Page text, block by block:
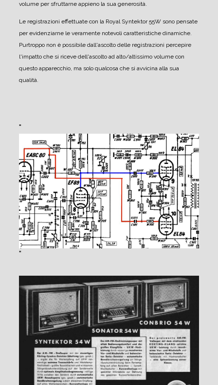
volume per sfruttarne appieno la sua generosità.
Le registrazioni effettuate con la Royal Syntektor 55W sono pensate
per evidenziarne le veramente notevoli caratteristiche dinamiche.
Purtroppo non è possibile dall'ascolto delle registrazioni percepire
l'impatto che si riceve dell'ascolto ad alto/altissimo volume con
questo apparecchio, ma solo qualcosa che si avvicina alla sua
qualità.